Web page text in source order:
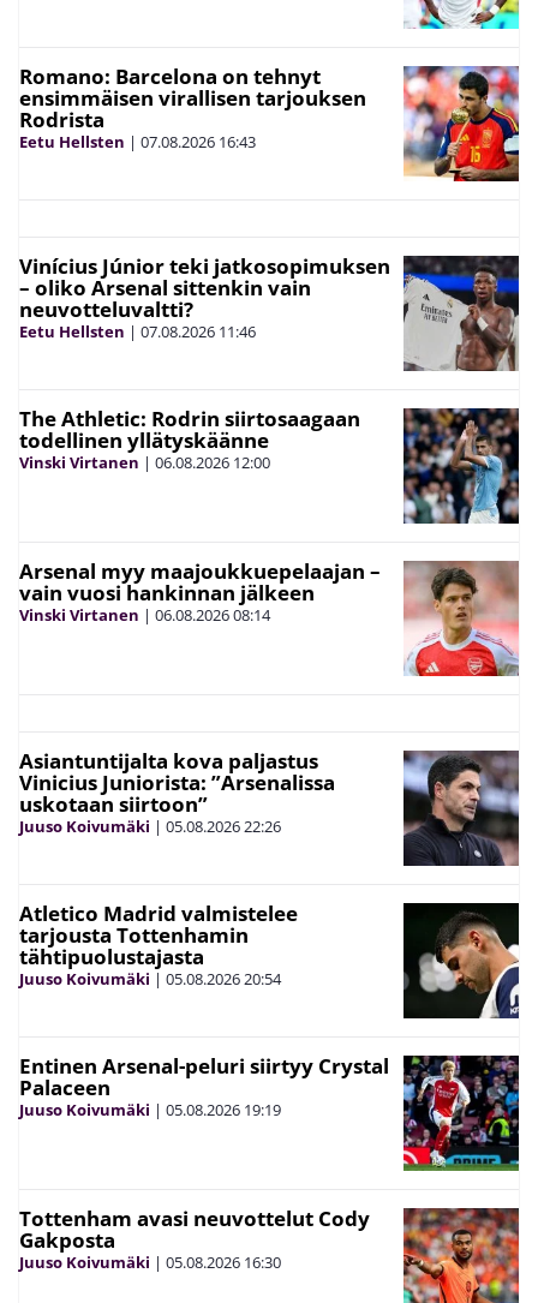
Romano: Barcelona on tehnyt
ensimmäisen virallisen tarjouksen
Rodrista
Eetu Hellsten | 07.08.2026 16:43
Vinícius Júnior teki jatkosopimuksen
– oliko Arsenal sittenkin vain
neuvotteluvaltti?
Eetu Hellsten | 07.08.2026 11:46
The Athletic: Rodrin siirtosaagaan
todellinen yllätyskäänne
Vinski Virtanen | 06.08.2026 12:00
Arsenal myy maajoukkuepelaajan –
vain vuosi hankinnan jälkeen
Vinski Virtanen | 06.08.202608:14
Asiantuntijalta kova paljastus
Vinicius Juniorista: ”Arsenalissa
uskotaan siirtoon”
Juuso Koivumäki | 05.08.202622:26
Atletico Madrid valmistelee
tarjousta Tottenhamin
tähtipuolustajasta
Juuso Koivumäki | 05.08.202620:54
Entinen Arsenal-peluri siirtyy Crystal
Palaceen
Juuso Koivumäki | 05.08.2026 19:19
Tottenham avasi neuvottelut Cody
Gakposta
Juuso Koivumäki | 05.08.2026 16:30